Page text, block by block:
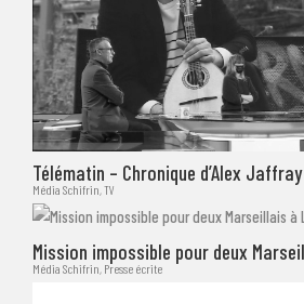
Télématin – Chronique d’Alex Jaffray
Média Schifrin TV
Mission impossible pour deux
Média Schifrin Presse écrite